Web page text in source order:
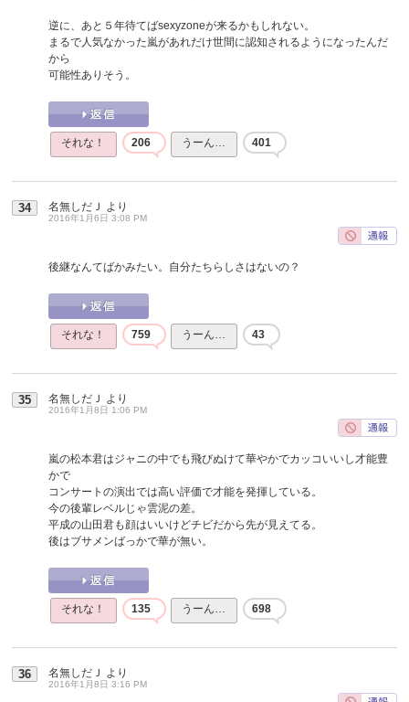
逆に、あと５年待てばsexyzoneが来るかもしれない。
まるで人気なかった嵐があれだけ世間に認知されるようになったんだ
から
可能性ありそう。
それな！ 206 うーん… 401
34 名無しだＪ より
2016年1月6日 3:08 PM
後継なんてばかみたい。自分たちらしさはないの？
それな！ 759 うーん… 43
35 名無しだＪ より
2016年1月8日 1:06 PM
嵐の松本君はジャニの中でも飛びぬけて華やかでカッコいいし才能豊
かで
コンサートの演出では高い評価で才能を発揮している。
今の後輩レベルじゃ雲泥の差。
平成の山田君も顔はいいけどチビだから先が見えてる。
後はブサメンばっかで華が無い。
それな！ 135 うーん… 698
36 名無しだＪ より
2016年1月8日 3:16 PM